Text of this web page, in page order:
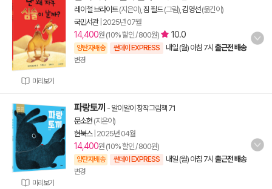
미리보기
레이철 브라이트(지은이), 짐 필드(그림), 김영선(옮긴이)
국민서관| 2025년 07월
14,400원 (10% 할인 / 800원) 10.0
양탄자배송 썬데이 EXPRESS 내일 (월) 아침 7시 출근전 배송
변경
미리보기
파랑토끼 - 알이알이 창작그림책 71
문소현 (지은이)
현북스| 2025년 04월
14,400원 (10% 할인 / 800원)
양탄자배송 썬데이 EXPRESS 내일 (월) 아침 7시 출근전 배송
변경